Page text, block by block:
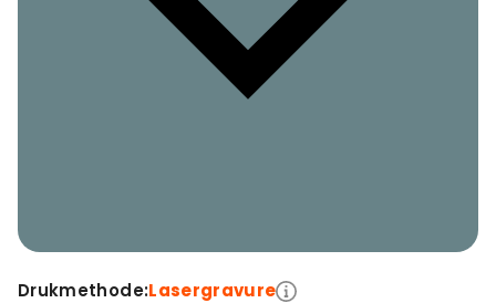
Drukmethode:Lasergravure